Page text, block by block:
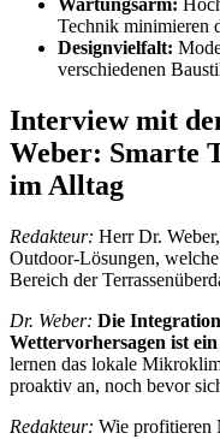
Wartungsarm:
Technik minimieren
Designvielfalt:
verschiedenen
Interview mit
Weber: Smarte
im Alltag
Redakteur: Herr Dr.
Outdoor-Lösungen,
Bereich der
Dr. Weber: Die
Wettervorhersagen ist
lernen das lokale
proaktiv an, noch bevor
Redakteur: Wie profitieren